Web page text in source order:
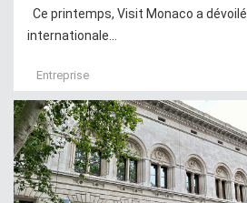
Ce printemps, Visit Monaco a
internationale...
Entreprise